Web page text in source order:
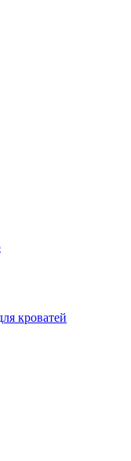
кроватей